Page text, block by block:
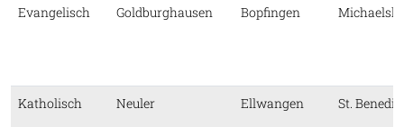
Evangelisch Goldburghausen Bopfingen
Katholisch Neuler Ellwangen St.